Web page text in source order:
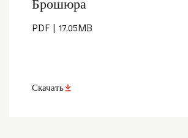
Брошюра
PDF 17.05MB
Скачать